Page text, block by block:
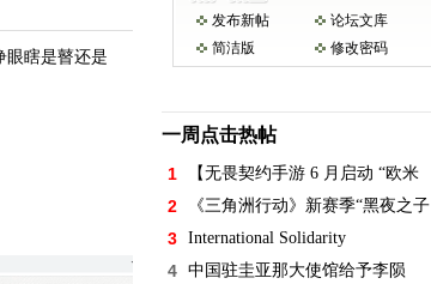
眼瞎是瞽还是
发布新帖 论坛文库
简洁版
修改密码
一周点击热帖
1 【无畏契约手游 6 月启动 “欧米
2 《三角洲行动》新赛季“黑夜之子
3 International Solidarity
4 中国驻圭亚那大使馆给予李陨